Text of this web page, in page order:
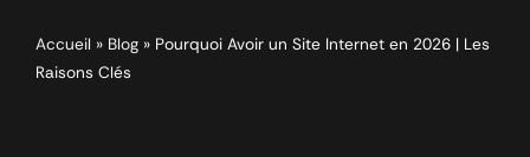
Accueil » Blog » Pourquoi Avoir un Site Internet en 2026 | Les
Raisons Clés